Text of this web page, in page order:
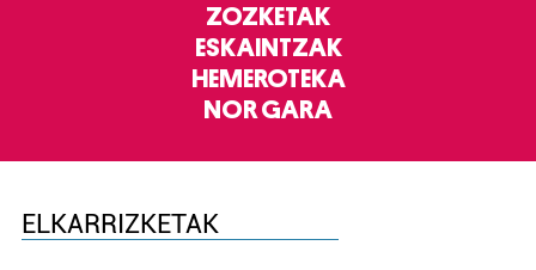
ZOZKETAK
ESKAINTZAK
HEMEROTEKA
NOR GARA
ELKARRIZKETAK